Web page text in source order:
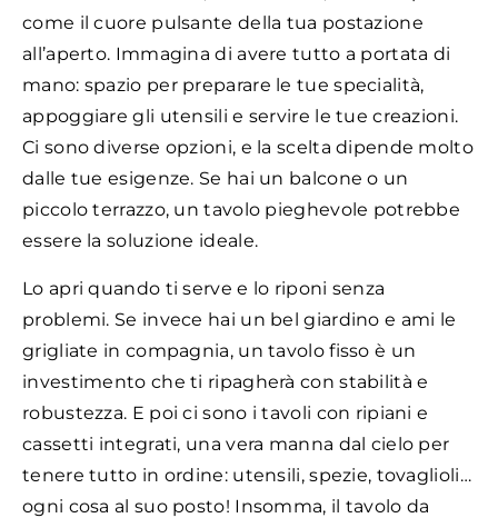
come il cuore pulsante della tua postazione
all’aperto. Immagina di avere tutto a portata di
mano: spazio per preparare le tue specialità,
appoggiare gli utensili e servire le tue creazioni.
Ci sono diverse opzioni, e la scelta dipende molto
dalle tue esigenze. Se hai un balcone o un
piccolo terrazzo, un tavolo pieghevole potrebbe
essere la soluzione ideale.
Lo apri quando ti serve e lo riponi senza
problemi. Se invece hai un bel giardino e ami le
grigliate in compagnia, un tavolo fisso è un
investimento che ti ripagherà con stabilità e
robustezza. E poi ci sono i tavoli con ripiani e
cassetti integrati, una vera manna dal cielo per
tenere tutto in ordine: utensili, spezie, tovaglioli…
ogni cosa al suo posto! Insomma, il tavolo da